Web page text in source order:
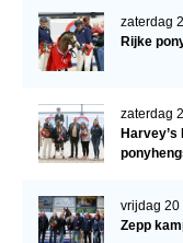
zaterdag
Rijke
zaterdag
vrijdag 20
Zepp